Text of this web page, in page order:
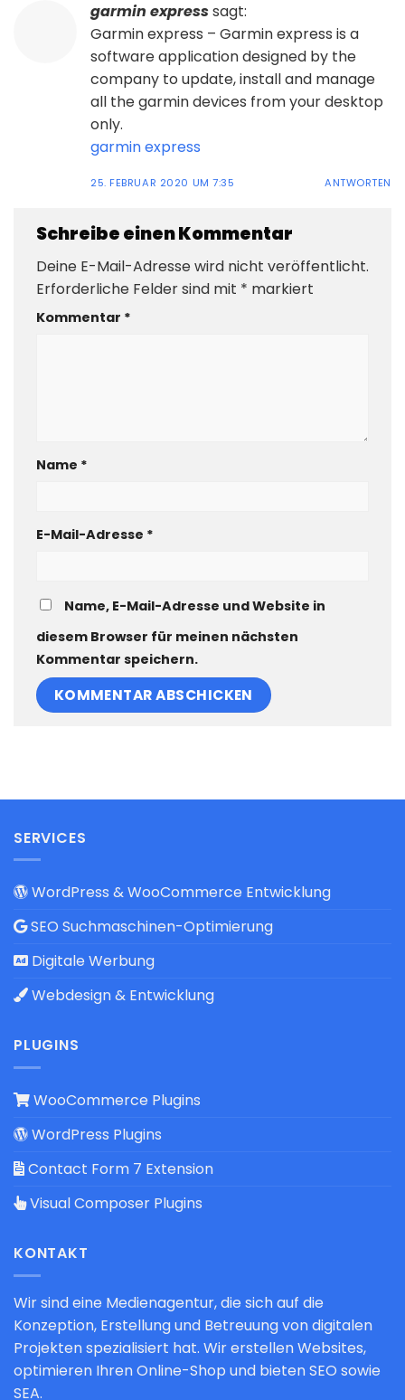
garmin expresssagt:
Garmin express – Garmin express is a
software application designed by the
company to update, install and manage
all the garmin devices from your desktop
only.
garmin express
25. FEBRUAR 2020 UM 7:35 ANTWORTEN
Schreibe einen Kommentar
Deine E-Mail-Adresse wird nicht veröffentlicht.
Erforderliche Felder sind mit * markiert
Kommentar *
Name *
E-Mail-Adresse *
Name, E-Mail-Adresse und Website in
diesem Browser für meinen nächsten
Kommentar speichern.
SERVICES
WordPress & WooCommerce Entwicklung
SEO Suchmaschinen-Optimierung
Digitale Werbung
Webdesign & Entwicklung
PLUGINS
WooCommerce Plugins
WordPress Plugins
Contact Form 7 Extension
Visual Composer Plugins
KONTAKT
Wir sind eine Medienagentur, die sich auf die
Konzeption, Erstellung und Betreuung von digitalen
Projekten spezialisiert hat. Wir erstellen Websites,
optimieren Ihren Online-Shop und bieten SEO sowie
SEA.